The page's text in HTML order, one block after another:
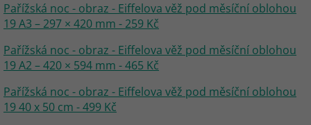
Pařížská noc - obraz - Eiffelova věž pod měsíční oblohou
19 A3 – 297 × 420 mm - 259 Kč
Pařížská noc - obraz - Eiffelova věž pod měsíční oblohou
19 A2 – 420 × 594 mm - 465 Kč
Pařížská noc - obraz - Eiffelova věž pod měsíční oblohou
19 40 x 50 cm - 499 Kč